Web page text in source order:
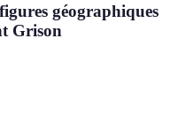
géographiques
Grison